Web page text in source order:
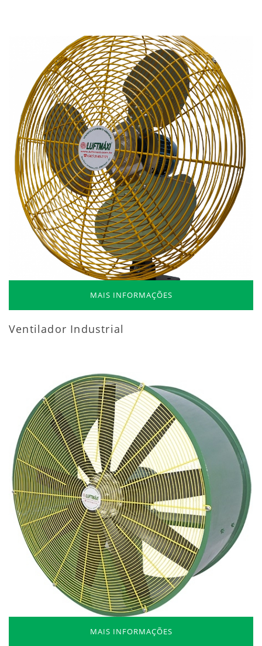
MAIS INFORMAÇÕES
Ventilador Industrial
MAIS INFORMAÇÕES